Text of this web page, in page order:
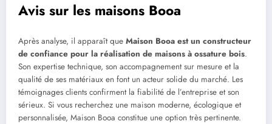
Avis sur les maisons Booa
Après analyse, il apparaît que Maison Booa est un constructeur
de confiance pour la réalisation de maisons à ossature bois.
Son expertise technique, son accompagnement sur mesure et la
qualité de ses matériaux en font un acteur solide du marché. Les
témoignages clients confirment la fiabilité de l’entreprise et son
sérieux. Si vous recherchez une maison moderne, écologique et
personnalisée, Maison Booa constitue une option très pertinente.